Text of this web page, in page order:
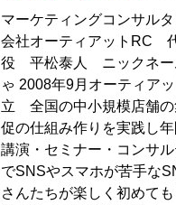
マーケティングコンサル
会社オーティアットRC
役 平松泰人 ニックネー
ゃ 2008年9月オーティア
立 全国の中小規模店舗の
促の仕組み作りを実践し
講演・セミナー・コンサ
でSNSやスマホが苦手な
さんたちが楽しく初めて